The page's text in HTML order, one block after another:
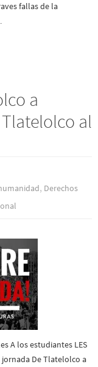
fallas de la
a
al
, Derechos
A los estudiantes LES
jornada De Tlatelolco a